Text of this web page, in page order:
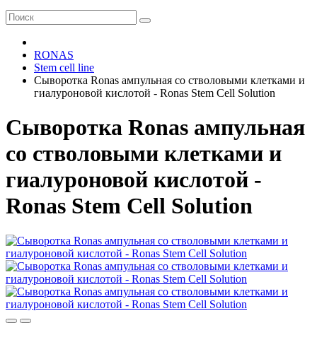
RONAS
Stem cell line
Сыворотка Ronas ампульная со стволовыми клетками и
гиалуроновой кислотой - Ronas Stem Cell Solution
Сыворотка Ronas ампульная
со стволовыми клетками и
гиалуроновой кислотой -
Ronas Stem Cell Solution